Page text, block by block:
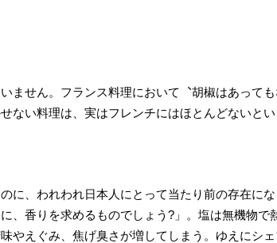
ません。フランス料理において︑胡椒はあって
ない料理は、実はフレンチにはほとんどないとい
に、われわれ日本人にとって当たり前の存在に
、香りを求めるものでしょう?」。塩は無機物で
やえぐみ、焦げ臭さが増してしまう。ゆえにシ